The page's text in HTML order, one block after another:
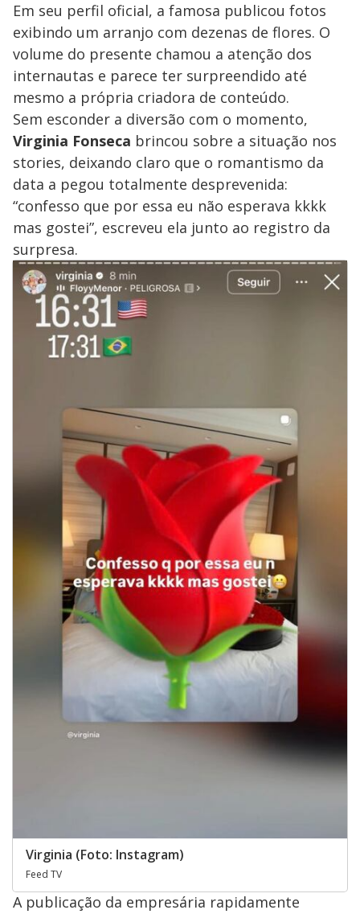
Em seu perfil oficial, a famosa publicou fotos
exibindo um arranjo com dezenas de flores. O
volume do presente chamou a atenção dos
internautas e parece ter surpreendido até
mesmo a própria criadora de conteúdo.
Sem esconder a diversão com o momento,
Virginia Fonseca brincou sobre a situação nos
stories, deixando claro que o romantismo da
data a pegou totalmente desprevenida:
“confesso que por essa eu não esperava kkkk
mas gostei”, escreveu ela junto ao registro da
surpresa.
Virginia (Foto: Instagram)
Feed TV
A publicação da empresária rapidamente